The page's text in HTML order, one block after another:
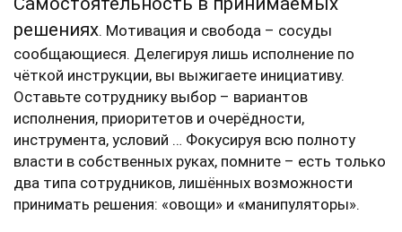
решениях. Мотивация и свобода – сосуды
сообщающиеся. Делегируя лишь исполнение по
чёткой инструкции, вы выжигаете инициативу.
Оставьте сотруднику выбор – вариантов
исполнения, приоритетов и очерёдности,
инструмента, условий … Фокусируя всю полноту
власти в собственных руках, помните – есть только
два типа сотрудников, лишённых возможности
принимать решения: «овощи» и «манипуляторы».